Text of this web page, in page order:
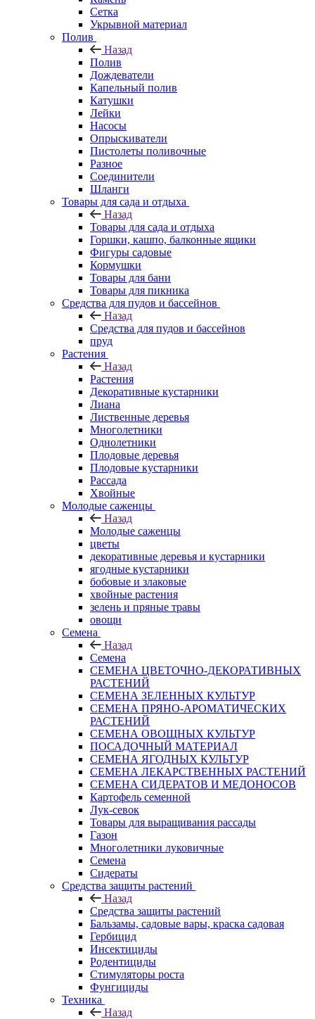
Сетка
Укрывной материал
Полив
Назад
Полив
Дождеватели
Капельный полив
Катушки
Лейки
Насосы
Опрыскиватели
Пистолеты поливочные
Разное
Соединители
Шланги
Товары для сада и отдыха
Назад
Товары для сада и отдыха
Горшки, кашпо, балконные ящики
Фигуры садовые
Кормушки
Товары для бани
Товары для пикника
Средства для пудов и бассейнов
Назад
Средства для пудов и бассейнов
пруд
Растения
Назад
Растения
Декоративные кустарники
Лиана
Лиственные деревья
Многолетники
Однолетники
Плодовые деревья
Плодовые кустарники
Рассада
Хвойные
Молодые саженцы
Назад
Молодые саженцы
цветы
декоративные деревья и кустарники
ягодные кустарники
бобовые и злаковые
хвойные растения
зелень и пряные травы
овощи
Семена
Назад
Семена
СЕМЕНА ЦВЕТОЧНО-ДЕКОРАТИВНЫХ
РАСТЕНИЙ
СЕМЕНА ЗЕЛЕННЫХ КУЛЬТУР
СЕМЕНА ПРЯНО-АРОМАТИЧЕСКИХ
РАСТЕНИЙ
СЕМЕНА ОВОЩНЫХ КУЛЬТУР
ПОСАДОЧНЫЙ МАТЕРИАЛ
СЕМЕНА ЯГОДНЫХ КУЛЬТУР
СЕМЕНА ЛЕКАРСТВЕННЫХ РАСТЕНИЙ
СЕМЕНА СИДЕРАТОВ И МЕДОНОСОВ
Картофель семенной
Лук-севок
Товары для выращивания рассады
Газон
Многолетники луковичные
Семена
Сидераты
Средства защиты растений
Назад
Средства защиты растений
Бальзамы, садовые вары, краска садовая
Гербицид
Инсектициды
Родентициды
Стимуляторы роста
Фунгициды
Техника
Назад